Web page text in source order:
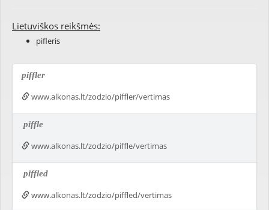
Lietuviškos reikšmės:
pifleris
piffler
www.alkonas.lt/zodzio/piffler/vertimas
piffle
www.alkonas.lt/zodzio/piffle/vertimas
piffled
www.alkonas.lt/zodzio/piffled/vertimas